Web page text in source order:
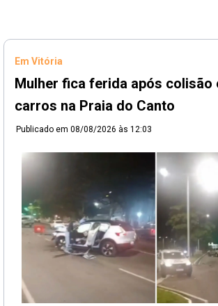
Em Vitória
Mulher fica ferida após colisão
carros na Praia do Canto
Publicado em 08/08/2026 às 12:03